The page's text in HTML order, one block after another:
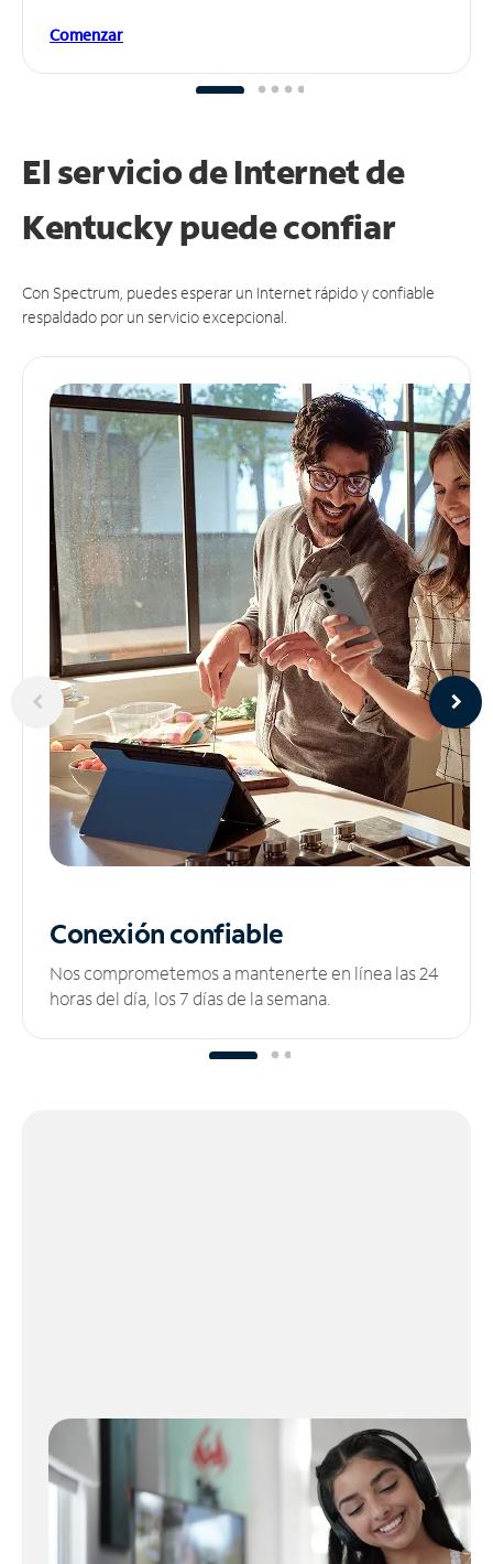
Comenzar
El servicio de Internet de
Kentucky puedeconfiar
Con Spectrum, puedes esperar un Internet rápido y confiable
respaldado por un servicio excepcional.
Conexión confiable
Nos comprometemos a mantenerte en línea las 24
horas del día, los 7 días de la semana.